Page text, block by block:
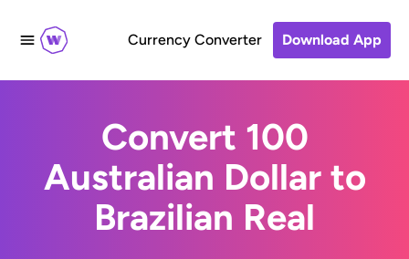
Currency Converter Download App
Convert 100
Australian Dollar to
Brazilian Real